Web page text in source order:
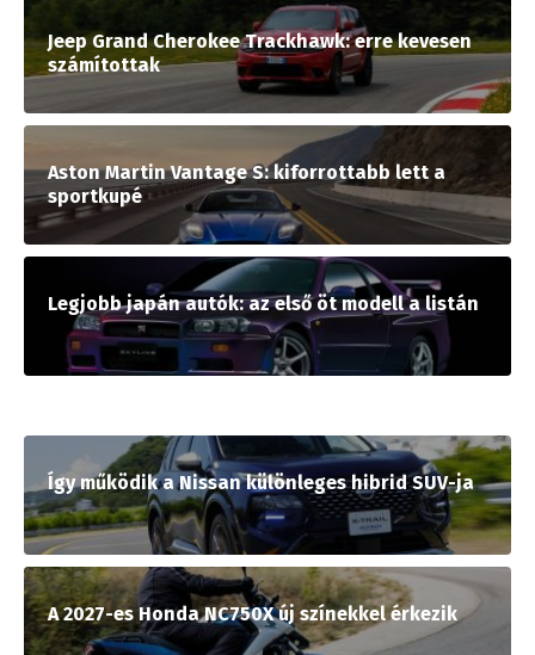
Jeep Grand Cherokee Trackhawk: erre kevesen
számítottak
Aston Martin Vantage S: kiforrottabb lett a
sportkupé
Legjobb japán autók: az első öt modell a listán
Így működik a Nissan különleges hibrid SUV-ja
A 2027-es Honda NC750X új színekkel érkezik